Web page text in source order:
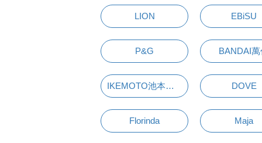
LION EBiSU
P&G BANDAI萬
IKEMOTO池本刷子 DOVE
Florinda Maja